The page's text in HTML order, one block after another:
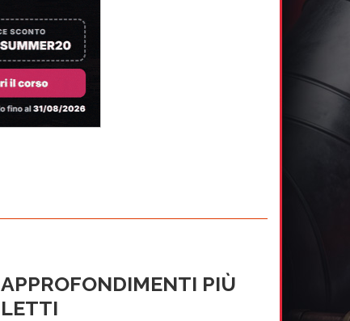
APPROFONDIMENTI PIÙ
LETTI